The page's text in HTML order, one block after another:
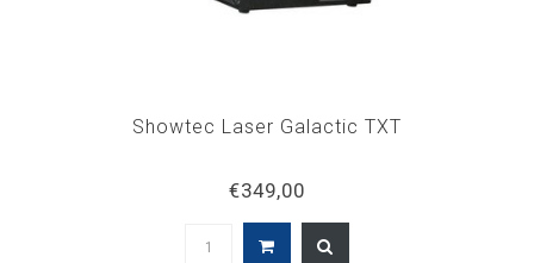
Showtec Laser Galactic TXT
€349,00